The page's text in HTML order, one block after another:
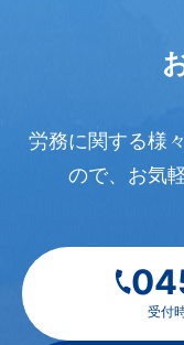
労務に関する様
ので、 お気
受付